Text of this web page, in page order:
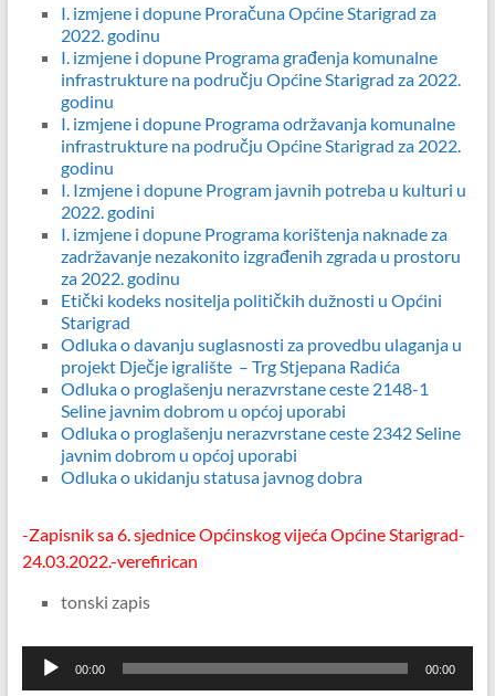
I. izmjene i dopune Proračuna Općine Starigrad za
2022. godinu
I. izmjene i dopune Programa građenja komunalne
infrastrukture na području Općine Starigrad za 2022.
godinu
I. izmjene i dopune Programa održavanja komunalne
infrastrukture na području Općine Starigrad za 2022.
godinu
I. Izmjene i dopune Program javnih potreba u kulturi u
2022. godini
I. izmjene i dopune Programa korištenja naknade za
zadržavanje nezakonito izgrađenih zgrada u prostoru
za 2022. godinu
Etički kodeks nositelja političkih dužnosti u Općini
Starigrad
Odluka o davanju suglasnosti za provedbu ulaganja u
projekt Dječje igralište – Trg Stjepana Radića
Odluka o proglašenju nerazvrstane ceste 2148-1
Seline javnim dobrom u općoj uporabi
Odluka o proglašenju nerazvrstane ceste 2342 Seline
javnim dobrom u općoj uporabi
Odluka o ukidanju statusa javnog dobra
-Zapisnik sa 6. sjednice Općinskog vijeća Općine Starigrad-
24.03.2022.-verefirican
tonski zapis
Reproduktor
audiozapisa
00:00 00:00